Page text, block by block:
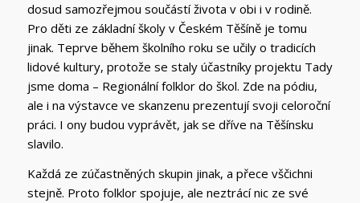
dosud samozřejmou součástí života v obi i v rodině.
Pro děti ze základní školy v Českém Těšíně je tomu
jinak. Teprve během školního roku se učily o tradicích
lidové kultury, protože se staly účastníky projektu Tady
jsme doma – Regionální folklor do škol. Zde na pódiu,
ale i na výstavce ve skanzenu prezentují svoji celoroční
práci. I ony budou vyprávět, jak se dříve na Těšínsku
slavilo.
Každá ze zúčastněných skupin jinak, a přece vščichni
stejně. Proto folklor spojuje, ale neztrácí nic ze své